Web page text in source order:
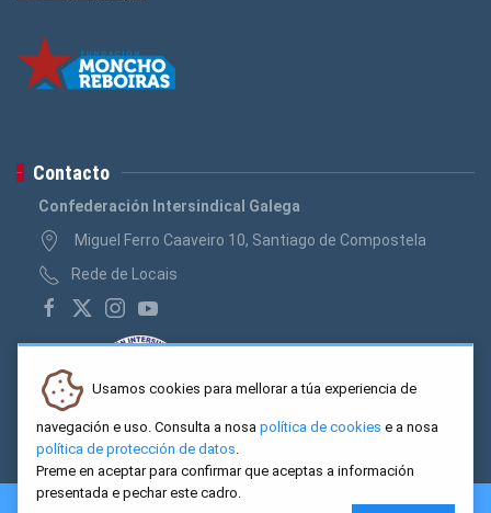
Contacto
Confederación Intersindical Galega
Miguel Ferro Caaveiro 10, Santiago de Compostela
Rede de Locais
Usamos cookies para mellorar a túa experiencia de
navegación e uso. Consulta a nosa política de cookies e a nosa
política de protección de datos.
Preme en aceptar para confirmar que aceptas a información
presentada e pechar este cadro.